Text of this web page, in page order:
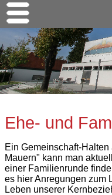
Ehe- und
Ein Gemeinschaft-
Mauern" kann man
einer Familienrunde
es hier Anregungen zum
Leben unserer